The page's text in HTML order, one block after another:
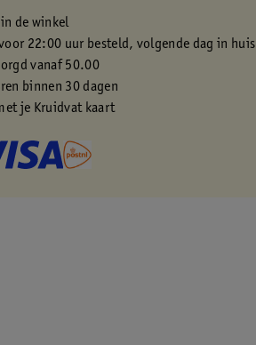
de winkel
22:00 uur besteld, volgende dag in huis
vanaf 50.00
binnen 30 dagen
je Kruidvat kaart